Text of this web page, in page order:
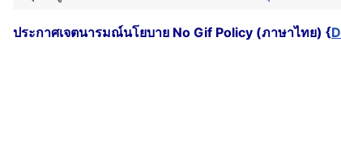
ประกาศเจตนารมณ์นโยบาย No Gif Policy (ภาษาไทย) {